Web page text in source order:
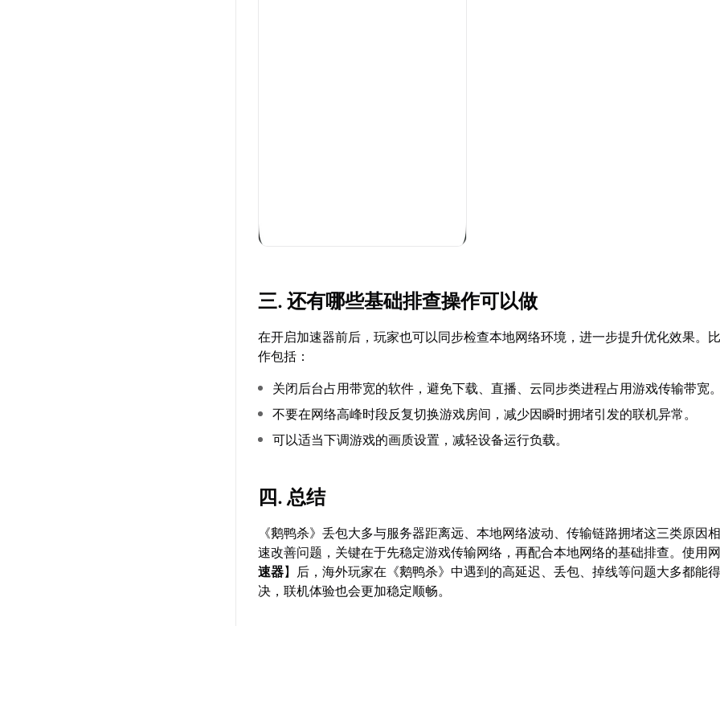
三. 还有哪些基础排查操作可以做
在开启加速器前后，玩家也可以同步检查本地网络环境，进一步提升优化效果。
作包括：
关闭后台占用带宽的软件，避免下载、直播、云同步类进程占用游戏传输带宽。
不要在网络高峰时段反复切换游戏房间，减少因瞬时拥堵引发的联机异常。
可以适当下调游戏的画质设置，减轻设备运行负载。
四. 总结
《鹅鸭杀》丢包大多与服务器距离远、本地网络波动、传输链路拥堵这三类原因
速改善问题，关键在于先稳定游戏传输网络，再配合本地网络的基础排查。使用
速器】后，海外玩家在《鹅鸭杀》中遇到的高延迟、丢包、掉线等问题大多都能
决，联机体验也会更加稳定顺畅。